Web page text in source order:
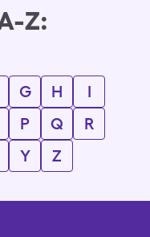
Z:
G H
I
P Q
R
Y Z